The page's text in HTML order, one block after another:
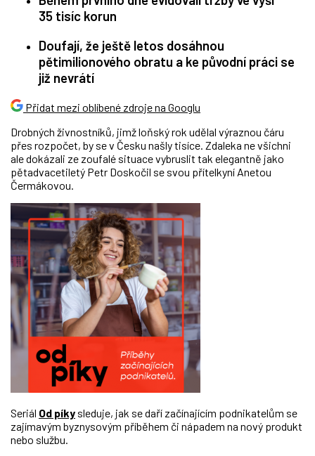
35 tisíc korun
Doufají, že ještě letos dosáhnou
pětimilionového obratu a ke původní práci se
již nevrátí
Přidat mezi oblíbené zdroje na Googlu
Drobných živnostníků, jimž loňský rok udělal výraznou čáru
přes rozpočet, by se v Česku našly tisíce. Zdaleka ne všichni
ale dokázali ze zoufalé situace vybruslit tak elegantně jako
pětadvacetiletý Petr Doskočil se svou přítelkyní Anetou
Čermákovou.
Seriál Od píky sleduje, jak se daří začínajícím podnikatelům se
zajímavým byznysovým příběhem či nápadem na nový produkt
nebo službu.